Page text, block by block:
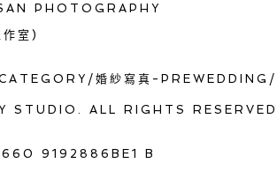
PHOTOGRAPHY
室)
婚紗寫真-PREWEDDING/
STUDIO. ALL RIGHTS RESERVED